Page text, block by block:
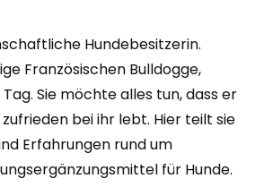
Hundebesitzerin.
Französischen Bulldogge,
Sie möchte alles tun, dass er
bei ihr lebt. Hier teilt sie
Erfahrungen rund um
für Hunde.